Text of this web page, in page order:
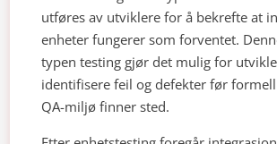
utføres av utviklere for å bekrefte at
enheter fungerer som forventet.
typen testing gjør det mulig for
identifisere feil og defekter før
QA-miljø finner sted.